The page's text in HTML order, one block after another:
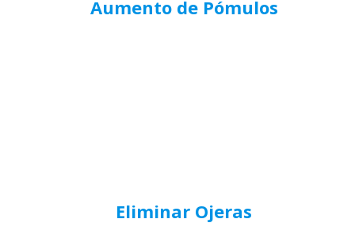
Aumento de Pómulos
Eliminar Ojeras